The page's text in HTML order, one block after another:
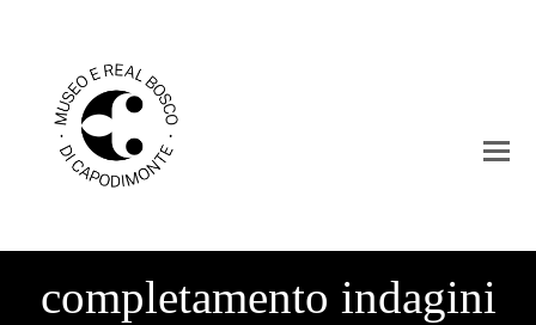
completamento indagini